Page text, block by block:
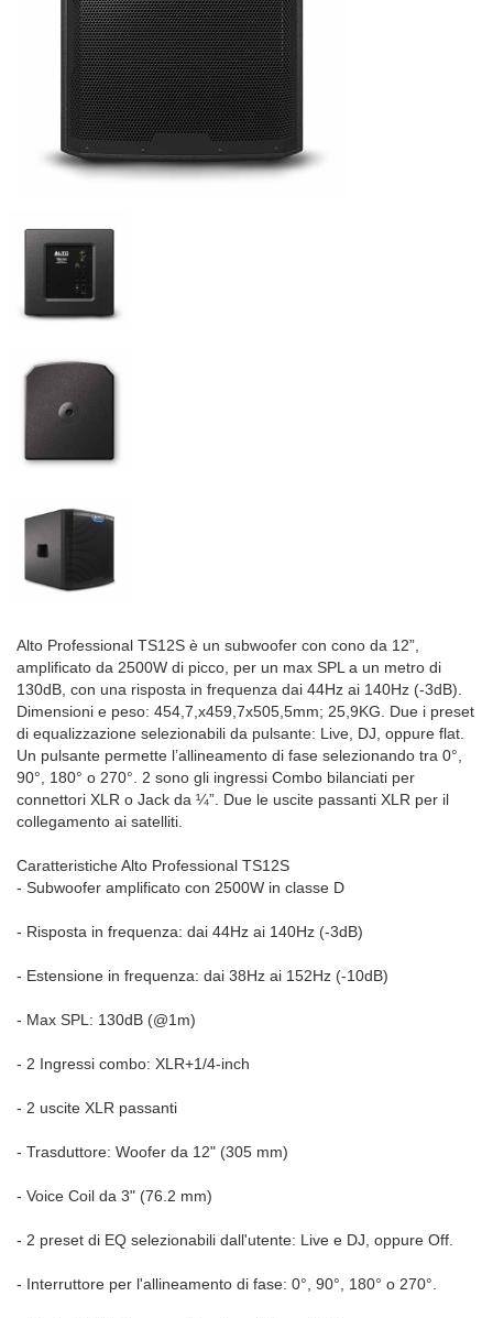
Alto Professional TS12S è un subwoofer con cono da 12”,
amplificato da 2500W di picco, per un max SPL a un metro di
130dB, con una risposta in frequenza dai 44Hz ai 140Hz (-3dB).
Dimensioni e peso: 454,7,x459,7x505,5mm; 25,9KG. Due i preset
di equalizzazione selezionabili da pulsante: Live, DJ, oppure flat.
Un pulsante permette l’allineamento di fase selezionando tra 0°,
90°, 180° o 270°. 2 sono gli ingressi Combo bilanciati per
connettori XLR o Jack da ¼”. Due le uscite passanti XLR per il
collegamento ai satelliti.
Caratteristiche Alto Professional TS12S
- Subwoofer amplificato con 2500W in classe D
- Risposta in frequenza: dai 44Hz ai 140Hz (-3dB)
- Estensione in frequenza: dai 38Hz ai 152Hz (-10dB)
- Max SPL: 130dB (@1m)
- 2 Ingressi combo: XLR+1/4-inch
- 2 uscite XLR passanti
- Trasduttore: Woofer da 12" (305 mm)
- Voice Coil da 3" (76.2 mm)
- 2 preset di EQ selezionabili dall'utente: Live e DJ, oppure Off.
- Interruttore per l'allineamento di fase: 0°, 90°, 180° o 270°.